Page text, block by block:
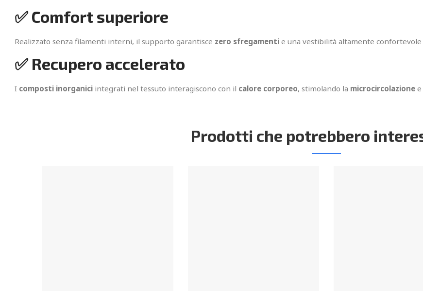
✅ Comfort superiore
Realizzato senza filamenti interni, il supporto garantisce zero sfregamenti e una vestibilità altamente confortevole
✅ Recupero accelerato
I composti inorganici integrati nel tessuto interagiscono con il calore corporeo, stimolando la microcircolazione e
Prodotti che potrebbero